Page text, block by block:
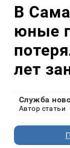
В
юные
лет
Служба
Автор статьи